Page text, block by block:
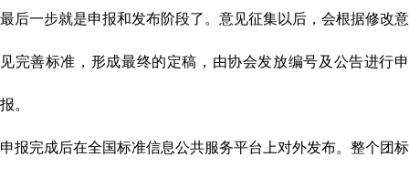
最后一步就是申报和发布阶段了。意见征集以后，会根据修改意
见完善标准，形成最终的定稿，由协会发放编号及公告进行申
报。
申报完成后在全国标准信息公共服务平台上对外发布。整个团标